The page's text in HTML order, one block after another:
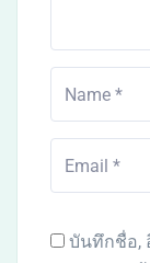
บันทึกชื่อ,